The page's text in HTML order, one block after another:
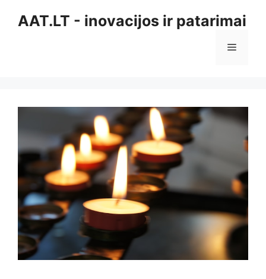
AAT.LT - inovacijos ir patarimai
Meniu